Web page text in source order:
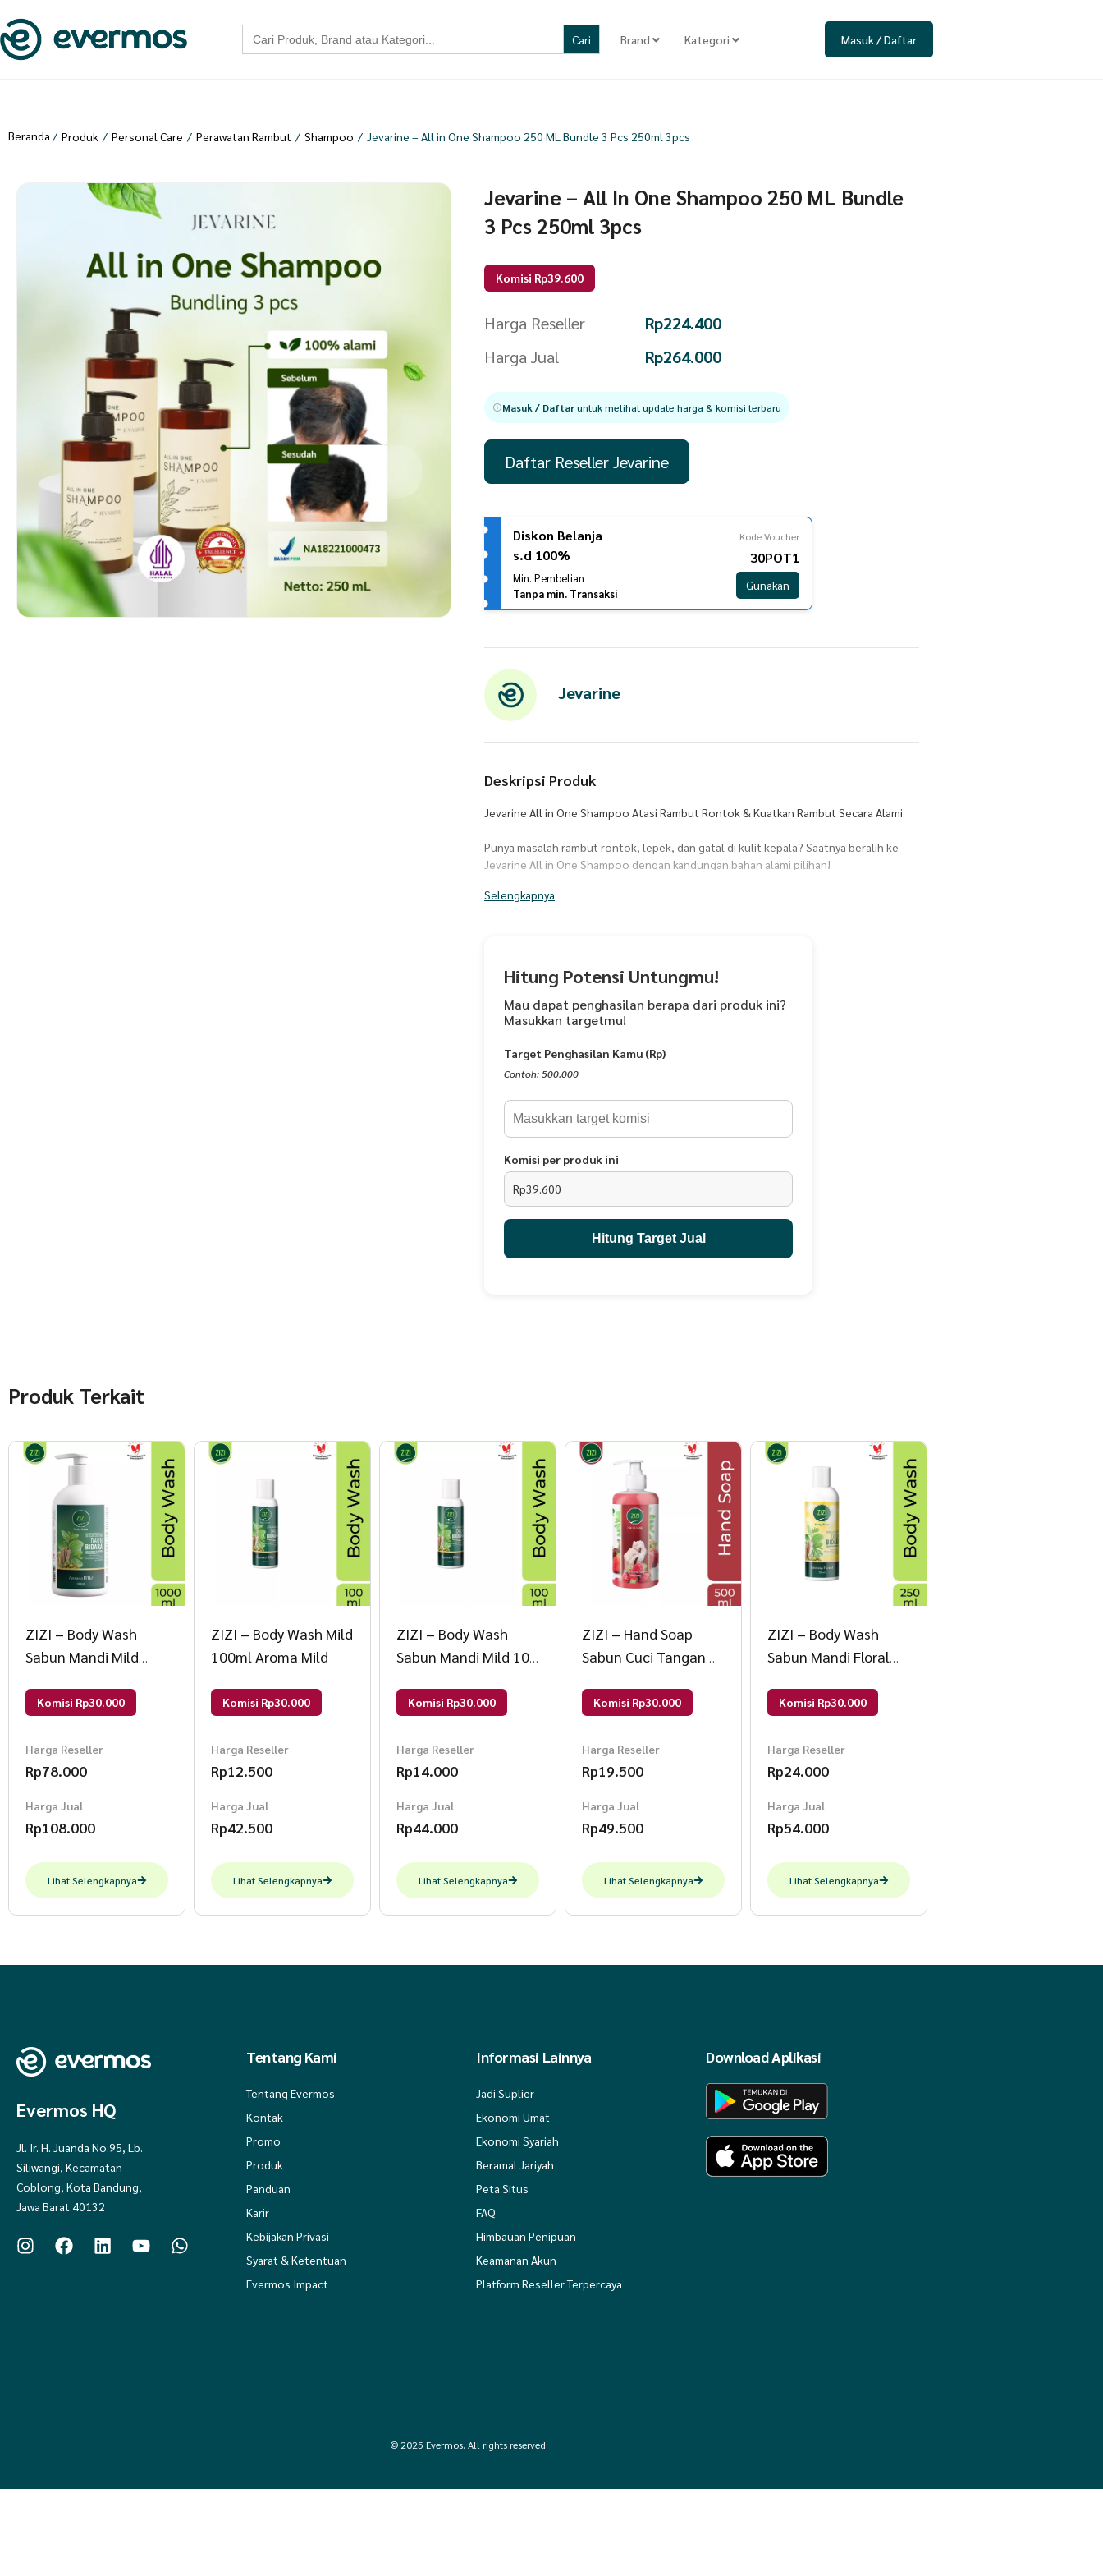
Search
for: Brand Kategori Masuk / Daftar
Beranda / Produk / Personal Care / Perawatan Rambut / Shampoo / Jevarine – All in One Shampoo 250 ML Bundle 3 Pcs 250ml 3pcs
Jevarine – All In One Shampoo 250 ML Bundle
3 Pcs 250ml 3pcs
Komisi Rp39.600
Harga Reseller Rp224.400
Harga Jual
Rp264.000
Masuk / Daftaruntuk melihat update harga & komisi terbaru
Daftar Reseller Jevarine
Diskon Belanja
s.d 100%
Min. Pembelian
Tanpa min. Transaksi
Kode Voucher
30POT1
Gunakan
Jevarine
Deskripsi Produk
Jevarine All in One Shampoo Atasi Rambut Rontok & Kuatkan Rambut Secara Alami
Punya masalah rambut rontok, lepek, dan gatal di kulit kepala? Saatnya beralih ke
Jevarine All in One Shampoo dengan kandungan bahan alami pilihan!
shampoo ini membantu menutrisi rambut dari akar hingga ujung, membuat rambut
Mencegah rambut rontok
Membantu menyuburkan rambut
Menjaga warna rambut tetap hitam alami
Memberikan sensasi dingin yang menyegarkan
Ekstrak Aloe Vera Menyejukkan kulit kepala & melembapkan rambut
Urang Aring Membantu menjaga warna hitam alami rambut
Minyak Kemiri Menguatkan akar rambut & merangsang pertumbuhan rambut
Keunggulan Produk
100% bahan alami
Aman digunakan sehari-hari
Sudah bersertifikat halal MUI
Selengkapnya
Hitung Potensi Untungmu!
Mau dapat penghasilan berapa dari produk ini?
Masukkan targetmu!
Target Penghasilan Kamu (Rp)
Contoh: 500.000
Komisi per produk ini
Rp39.600
Hitung Target Jual
Produk Terkait
ZIZI – Body Wash
Sabun Mandi Mild
Aroma Mild
Komisi Rp30.000
Harga Reseller
Rp78.000
Harga Jual
Rp108.000
Lihat Selengkapnya
ZIZI – Body Wash Mild
100ml Aroma Mild
Komisi Rp30.000
Harga Reseller
Rp12.500
Harga Jual
Rp42.500
Lihat Selengkapnya
ZIZI – Body Wash
Sabun Mandi Mild 100
Komisi Rp30.000
Harga Reseller
Rp14.000
Harga Jual
Rp44.000
Lihat Selengkapnya
ZIZI – Hand Soap
Sabun Cuci Tangan
Strawberry
Komisi Rp30.000
Harga Reseller
Rp19.500
Harga Jual
Rp49.500
Lihat Selengkapnya
ZIZI – Body Wash
Sabun Mandi Floral
Floral
Komisi Rp30.000
Harga Reseller
Rp24.000
Harga Jual
Rp54.000
Lihat Selengkapnya
Evermos HQ
Jl. Ir. H. Juanda No.95, Lb.
Siliwangi, Kecamatan
Coblong, Kota Bandung,
Jawa Barat 40132
Tentang Kami
Tentang Evermos
Kontak
Promo
Produk
Panduan
Karir
Kebijakan Privasi
Syarat & Ketentuan
Evermos Impact
Informasi Lainnya
Jadi Suplier
Ekonomi Umat
Ekonomi Syariah
Beramal Jariyah
Peta Situs
FAQ
Himbauan Penipuan
Keamanan Akun
Platform Reseller Terpercaya
Download Aplikasi
© 2025 Evermos. All rights reserved